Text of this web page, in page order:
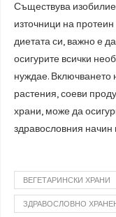
Съществува изобилие
източници на
диетата си, важно е
осигурите всички
нуждае. Включването
растения, соеви
храни, може да
здравословния начин
ВЕГЕТАРИНСКИ ХРАНИ
ЗДРАВОСЛОВНО